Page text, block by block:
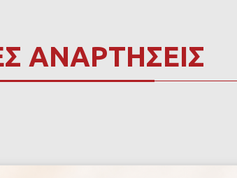
ΑΝΑΡΤΗΣΕΙΣ